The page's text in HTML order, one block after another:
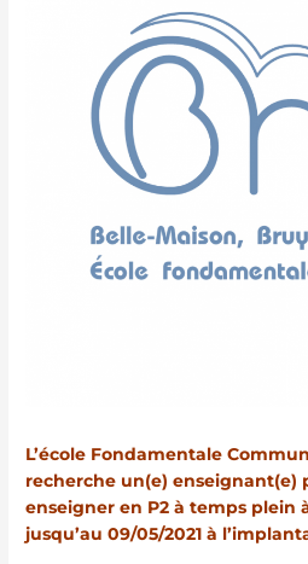
L’école Fondamentale
recherche un(e) enseignant(e)
enseigner en P2 à temps plein
jusqu’au 09/05/2021 à